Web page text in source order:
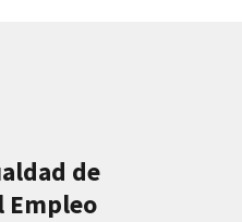
de
Empleo